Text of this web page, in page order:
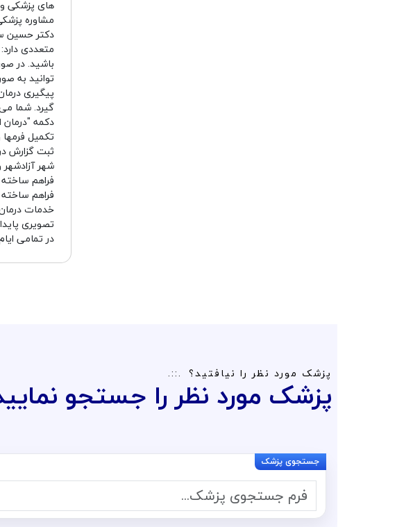
های پزشکی
مشاوره
دکتر حسین
متعددی
باشید. در
توانید به
پیگیری
گیرد. شما
دکمه
تکمیل
ثبت گزارش
شهر آزادشهر
فراهم
فراهم
خدمات درمان
تصویری
در تمامی
پزشک مورد نظر را نیافتید؟
پزشک مورد نظر را جستجو